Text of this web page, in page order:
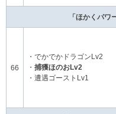
「ほかくパワ
66
・でかでかドラゴンLv2
・ 捕獲ほのおLv2
・遭遇ゴーストLv1